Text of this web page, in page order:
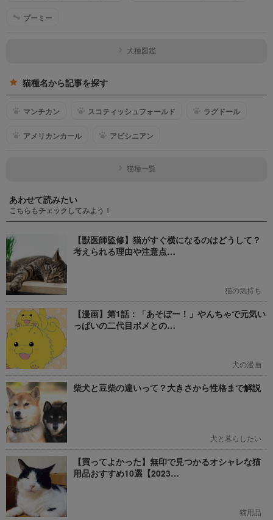
プーミー
犬種図鑑
猫種名から記事を探す
マンチカン スコティッシュフォールド ラグドール
アメリカンカール アビシニアン
猫種一覧
あわせて読みたい
こちらもチェックしてみよう！
【獣医師監修】猫がすぐ横になるのはどうして？
考えられる理由や注意点…
猫の気持ち
【漫画】第1話：「あそぼー！」やんちゃで元気い
っぱいの二代目ポメとの…
犬の漫画
柴犬と豆柴の違いって？大きさから性格まで解説
犬と暮らしたい
【買ってよかった】無印で見つかるオシャレな猫
用品おすすめ10選【2023…
猫用品